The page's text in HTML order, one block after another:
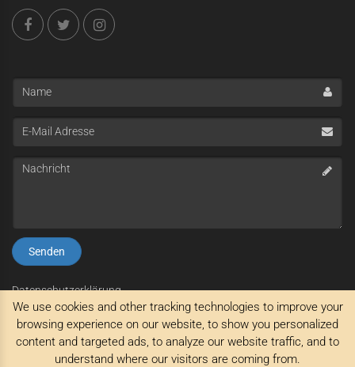
Mail
Adresse
Nachricht
Datenschutzerklärung
Impressum
AGB
We use cookies and other tracking technologies to improve your
browsing experience on our website, to show you personalized
content and targeted ads, to analyze our website traffic, and to
understand where our visitors are coming from.